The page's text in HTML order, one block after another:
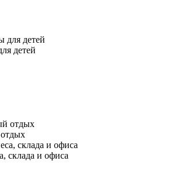
детей
склада и офиса